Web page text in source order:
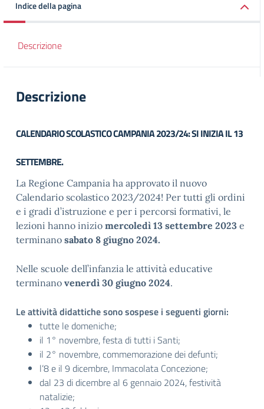
Indice della pagina
Descrizione
Descrizione
CALENDARIO SCOLASTICO CAMPANIA 2023/24: SI INIZIA IL 13
SETTEMBRE.
La Regione Campania ha approvato il nuovo
Calendario scolastico 2023/2024! Per tutti gli ordini
e i gradi d’istruzione e per i percorsi formativi, le
lezioni hanno inizio mercoledì 13 settembre 2023 e
terminano sabato 8 giugno 2024.
Nelle scuole dell’infanzia le attività educative
terminano venerdì 30 giugno 2024.
Le attività didattiche sono sospese i seguenti giorni:
tutte le domeniche;
il 1° novembre, festa di tutti i Santi;
il 2° novembre, commemorazione dei defunti;
l’8 e il 9 dicembre, Immacolata Concezione;
dal 23 di dicembre al 6 gennaio 2024, festività
natalizie;